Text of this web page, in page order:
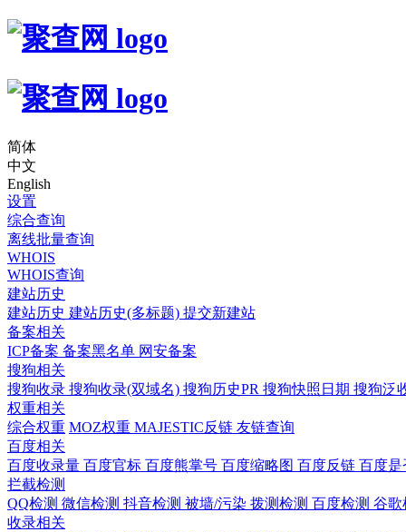
简体
中文
English
设置
综合查询
离线批量查询
WHOIS
WHOIS查询
建站历史
建站历史 建站历史(多标题) 提交新建站
备案相关
ICP备案 备案黑名单 网安备案
搜狗相关
搜狗收录 搜狗收录(双域名) 搜狗历史PR 搜狗快照日期 搜狗泛
权重相关
综合权重 MOZ权重 MAJESTIC反链 友链查询
百度相关
百度收录量 百度官标 百度熊掌号 百度缩略图 百度反链 百度
拦截检测
QQ检测 微信检测 抖音检测 被墙/污染 拨测检测 百度检测 谷
收录相关